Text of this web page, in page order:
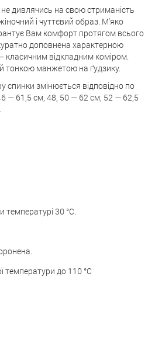
дивлячись на свою стриманість
і чуттєвий образ. М'яко
Вам комфорт протягом всього
доповнена характерною
класичним відкладним коміром.
тонкою манжетою на ґудзику.
змінюється відповідно по
— 61,5 см, 48, 50 — 62 см, 52 — 62,5
температурі 30 °С.
температури до 110 °С